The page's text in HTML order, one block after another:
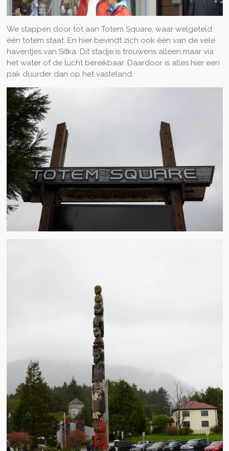
We stappen door tot aan Totem Square, waar welgeteld
één totem staat. En hier bevindt zich ook één van de vele
haventjes van Sitka. Dit stadje is trouwens alleen maar via
het water of de lucht bereikbaar. Daardoor is alles hier een
pak duurder dan op het vasteland.